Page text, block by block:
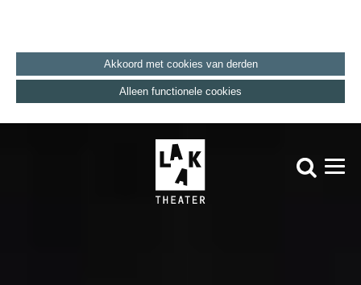
Akkoord met cookies van derden
Alleen functionele cookies